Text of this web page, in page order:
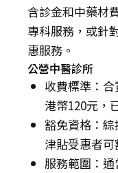
含診金和中藥材
專科服務，或針
惠服務。
公營中醫診所
收費標準：
港幣120元，
豁免資格：
津貼受惠者可
服務範圍：